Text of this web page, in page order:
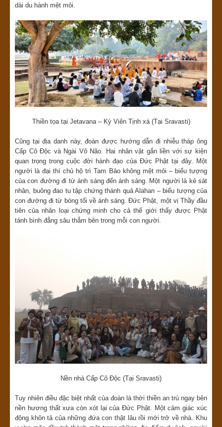
dài du hành mệt mỏi.
Thiền tọa tại Jetavana – Kỳ Viên Tịnh xá (Tại Sravasti)
Cũng tại địa danh này, đoàn được hướng dẫn đi nhiễu tháp ông
Cấp Cô Độc và Ngài Vô Não. Hai nhân vật gắn liền với sự kiện
quan trọng trong cuộc đời hành đạo của Đức Phật tại đây. Một
người là đại thí chủ hộ trì Tam Bảo không mệt mỏi – biểu tượng
của con đường đi từ ánh sáng đến ánh sáng. Một người là kẻ sát
nhân, buông đao tu tập chứng thánh quả Alahan – biểu tượng của
con đường đi từ bóng tối về ánh sáng. Đức Phật, một vị Thầy đầu
tiên của nhân loại chứng minh cho cả thế giới thấy được Phật
tánh bình đẳng sâu thẳm bên trong mỗi con người.
Nền nhà Cấp Cô Độc (Tại Sravasti)
Tuy nhiên điều đặc biệt nhất của đoàn là thời thiền an trú ngay bên
nền hương thất xưa còn xót lại của Đức Phật. Một cảm giác xúc
động khôn tả của những đứa con thật lâu rồi mới trở về nhà. Khu